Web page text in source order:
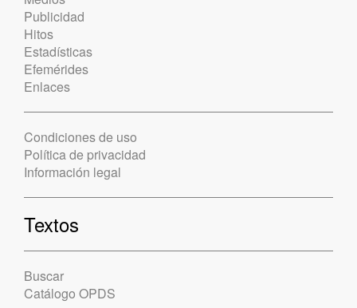
Publicidad
Hitos
Estadísticas
Efemérides
Enlaces
Condiciones de uso
Política de privacidad
Información legal
Textos
Buscar
Catálogo OPDS